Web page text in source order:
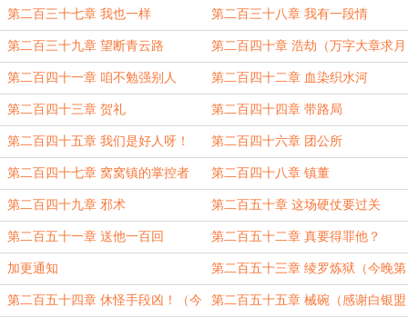
第二百三十七章 我也一样 第二百三十八章 我有一段情
第二百三十九章 望断青云路 第二百四十章 浩劫（万字大章求月
票）
第二百四十一章 咱不勉强别人 第二百四十二章 血染织水河
第二百四十三章 贺礼 第二百四十四章 带路局
第二百四十五章 我们是好人呀！ 第二百四十六章 团公所
第二百四十七章 窝窝镇的掌控者 第二百四十八章 镇董
第二百四十九章 邪术 第二百五十章 这场硬仗要过关
第二百五十一章 送他一百回 第二百五十二章 真要得罪他？
加更通知 第二百五十三章 绫罗炼狱（今晚第
一章，八千六百字，求月票）
第二百五十四章 休怪手段凶！（今 第二百五十五章 械碗（感谢白银盟